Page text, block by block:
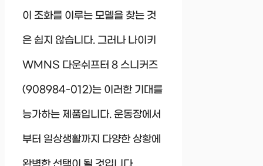
이 조화를 이루는 모델을 찾는 것
은 쉽지 않습니다. 그러나 나이키
WMNS 다운쉬프터 8 스니커즈
(908984-012)는 이러한 기대를
능가하는 제품입니다. 운동장에서
부터 일상생활까지 다양한 상황에